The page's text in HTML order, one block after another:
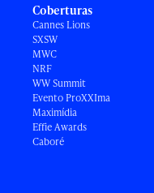
Coberturas
Cannes Lions
SXSW
MWC
NRF
WW Summit
Evento ProXXIma
Maximídia
Effie Awards
Caboré